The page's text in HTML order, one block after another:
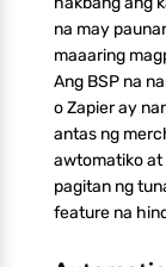
na may
maaaring
Ang BSP na
o Zapier ay
antas ng
awtomatiko at
pagitan ng
feature na